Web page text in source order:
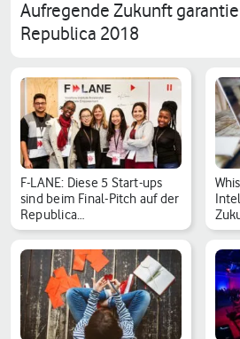
Aufregende Zukunft
Republica 2018
F-LANE: Diese 5 Start-ups
sind beim Final-Pitch auf der
Republica…